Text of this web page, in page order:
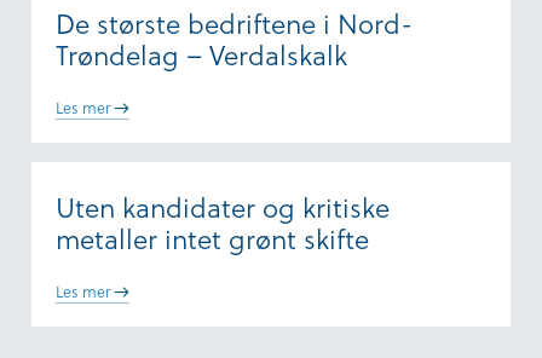
De største bedriftene i Nord-
Trøndelag – Verdalskalk
Les mer
Uten kandidater og kritiske
metaller intet grønt skifte
Les mer